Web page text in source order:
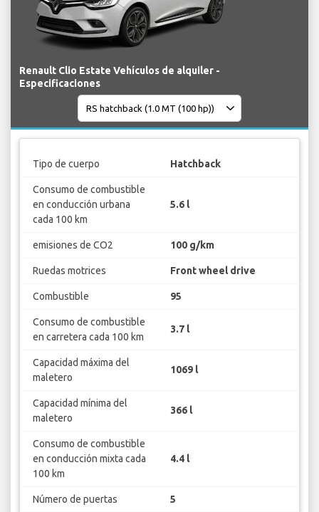
Renault Clio Estate Vehículos de alquiler -
Especificaciones
Tipo de cuerpo Hatchback
Consumo de combustible
en conducción urbana
cada 100 km
5.6 l
emisiones de CO2 100 g/km
Ruedas motrices Front wheel drive
Combustible 95
Consumo de combustible
en carretera cada 100 km
3.7 l
Capacidad máxima del
maletero
1069 l
Capacidad mínima del
maletero
366 l
Consumo de combustible
en conducción mixta cada
100 km
4.4 l
Número de puertas 5